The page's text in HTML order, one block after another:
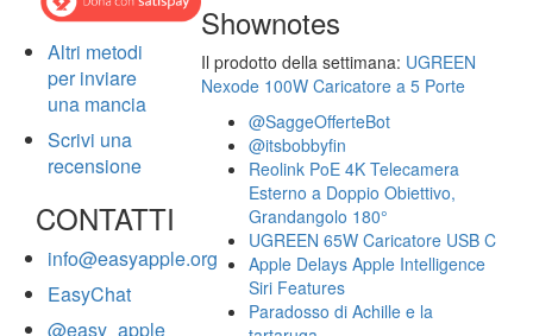
Altri metodi
per inviare
una mancia
Scrivi una
recensione
CONTATTI
info@easyapple.org
EasyChat
@easy_apple
Shownotes
Il prodotto della settimana: UGREEN
Nexode 100W Caricatore a 5 Porte
@SaggeOfferteBot
@itsbobbyfin
Reolink PoE 4K Telecamera
Esterno a Doppio Obiettivo,
Grandangolo 180°
UGREEN 65W Caricatore USB C
Apple Delays Apple Intelligence
Siri Features
Paradosso di Achille e la